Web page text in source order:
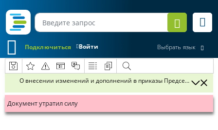
Войти
Подключиться Выбрать язык
О внесении изменений и дополнений в приказы Председателя
Документ утратил силу